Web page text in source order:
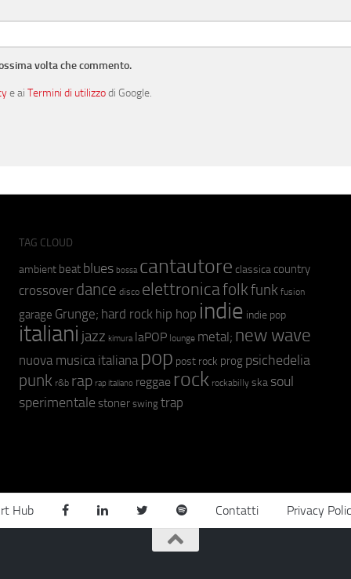
volta che commento.
e ai Termini di utilizzodi Google.
TAG CLOUD
ambient beat blues bossa cantautore classica country
crossover dance disco elettronicafolkfunk fusion
garage Grunge; hard rock hip hop indie indie pop
italiani jazz kimura laPOP lounge metal; new wave
nuova musica italiana pop post rock prog psichedelia
punk r&b rap rap italiano reggae rock rockabilly ska soul
sperimentale stoner swing trap
Hub Contatti Privacy